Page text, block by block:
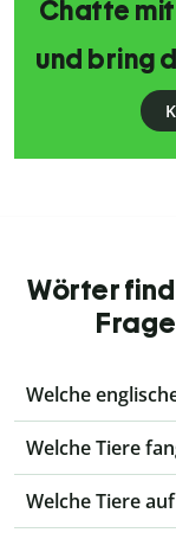
Chatte
und bring
Wörter
Welche
Welche Tiere
Welche Tiere auf